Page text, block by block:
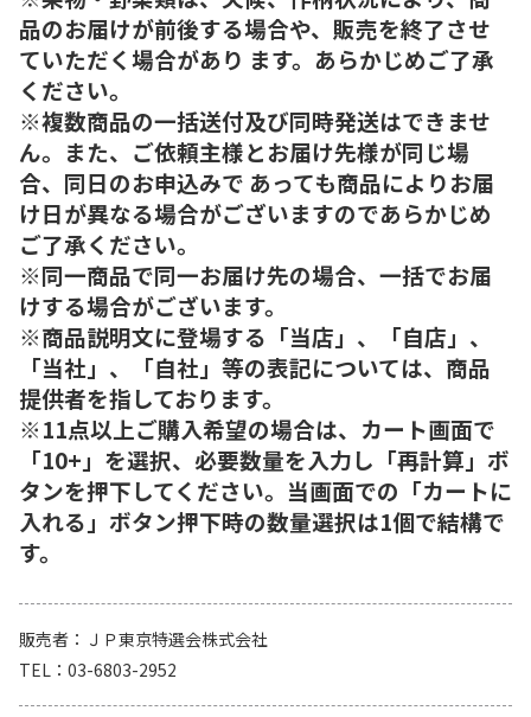
品のお届けが前後する場合や、販売を終了させ
ていただく場合があり ます。あらかじめご了承
ください。
※複数商品の一括送付及び同時発送はできませ
ん。また、ご依頼主様とお届け先様が同じ場
合、同日のお申込みで あっても商品によりお届
け日が異なる場合がございますのであらかじめ
ご了承ください。
※同一商品で同一お届け先の場合、一括でお届
けする場合がございます。
※商品説明文に登場する「当店」、「自店」、
「当社」、「自社」等の表記については、商品
提供者を指しております。
※11点以上ご購入希望の場合は、カート画面で
「10+」を選択、必要数量を入力し「再計算」ボ
タンを押下してください。当画面での「カートに
入れる」ボタン押下時の数量選択は1個で結構で
す。
販売者
ＪＰ東京特選会株式会社
TEL
03-6803-2952